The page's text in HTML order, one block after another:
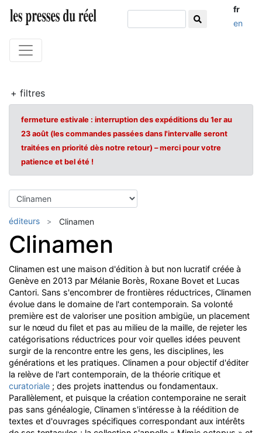
fr
en
+ filtres
fermeture estivale : interruption des expéditions du 1er au
23 août (les commandes passées dans l'intervalle seront
traitées en priorité dès notre retour) – merci pour votre
patience et bel été !
éditeurs Clinamen
Clinamen
Clinamen est une maison d'édition à but non lucratif créée à
Genève en 2013 par Mélanie Borès, Roxane Bovet et Lucas
Cantori. Sans s'encombrer de frontières réductrices, Clinamen
évolue dans le domaine de l'art contemporain. Sa volonté
première est de valoriser une position ambigüe, un placement
sur le nœud du filet et pas au milieu de la maille, de rejeter les
catégorisations réductrices pour voir quelles idées peuvent
surgir de la rencontre entre les gens, les disciplines, les
générations et les pratiques. Clinamen a pour objectif d'éditer
la relève de l'art contemporain, de la théorie critique et
curatoriale ; des projets inattendus ou fondamentaux.
Parallèlement, et puisque la création contemporaine ne serait
pas sans généalogie, Clinamen s'intéresse à la réédition de
textes et d'ouvrages spécifiques correspondant aux intérêts